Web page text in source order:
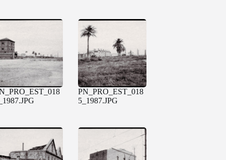
PN_PRO_EST_018
5_1987.JPG